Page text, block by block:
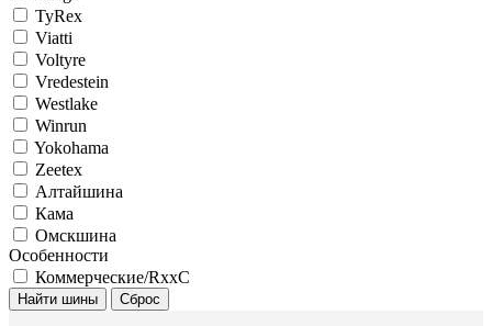
TyRex
Viatti
Voltyre
Vredestein
Westlake
Winrun
Yokohama
Zeetex
Алтайшина
Кама
Омскшина
Особенности
Коммерческие/RxxC
Найти шины Сброс